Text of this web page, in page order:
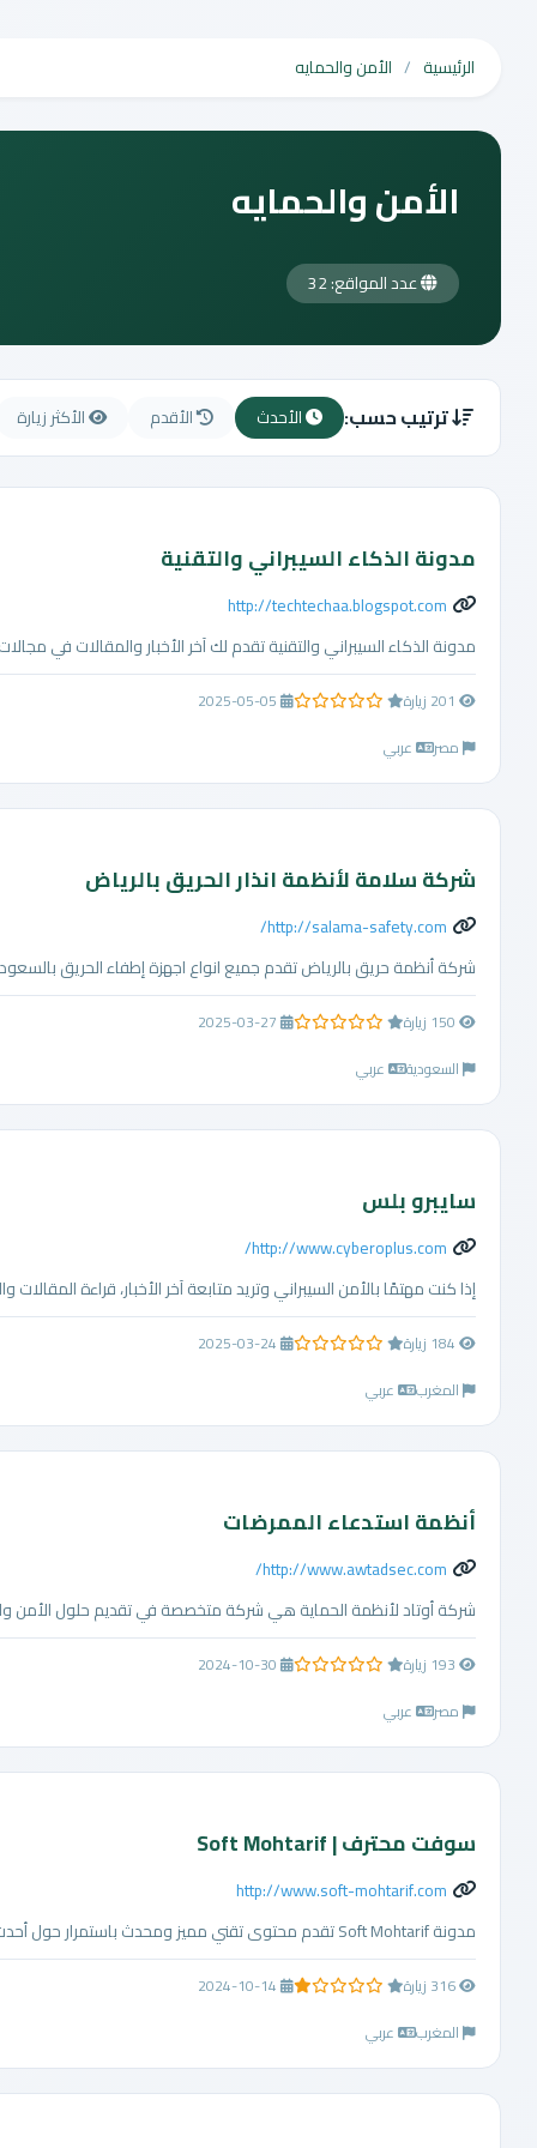
الرئيسية الأمن والحمايه
الأمن والحمايه
عدد المواقع: 32
ترتيب حسب: الأحدث الأقدم الأكثر زيارة
مدونة الذكاء السيبراني والتقنية
http://techtechaa.blogspot.com
مدونة الذكاء السيبراني والتقنية تقدم لك آخر الأخبار والمقالات في
0.0 من 5 نجوم
مصر
عربي
شركة سلامة لأنظمة انذار الحريق بالرياض
http://salama-safety.com/
شركة أنظمة حريق بالرياض تقدم جميع انواع اجهزة إطفاء الحريق
0.0 من 5 نجوم
السعودية
عربي
سايبرو بلس
http://www.cyberoplus.com/
إذا كنت مهتمًا بالأمن السيبراني وتريد متابعة آخر الأخبار، قراءة
0.0 من 5 نجوم
المغرب
عربي
أنظمة استدعاء الممرضات
http://www.awtadsec.com/
شركة أوتاد لأنظمة الحماية هي شركة متخصصة في تقديم حلول الأمن
0.0 من 5 نجوم
مصر
عربي
سوفت محترف | Soft Mohtarif
http://www.soft-mohtarif.com
مدونة Soft Mohtarif تقدم محتوى تقني مميز ومحدث باستمرار حول أحدث الهواتف الذكية، أنظمة التشغيل مثل لينكس وويندوز، حلول مشاكل الكمبيوتر، طرق الربح من ا ...
1.0 من 5 نجوم
المغرب
عربي